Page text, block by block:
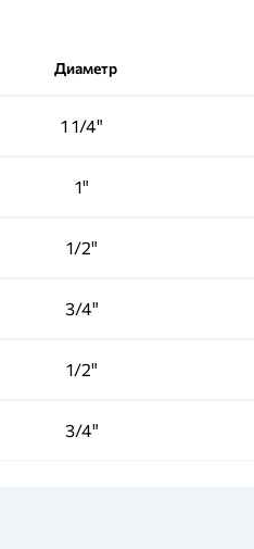
Диаметр
1 1/4"
1"
1/2"
3/4"
1/2"
3/4"